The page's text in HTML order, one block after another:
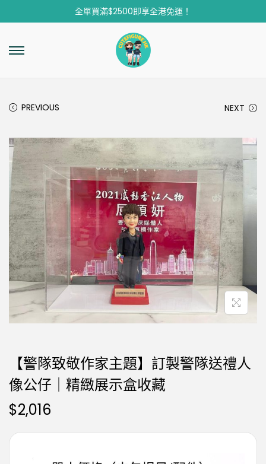
全單買滿$2500即享全港免運！
PREVIOUS NEXT
【警隊致敬作家主題】訂製警隊送禮人
像公仔｜精緻展示盒收藏
$2,016